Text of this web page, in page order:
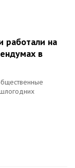
работали на
в